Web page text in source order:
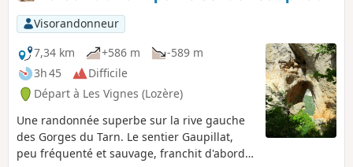
Visorandonneur
7,34 km
+586 m
-589 m
3h 45
Difficile
Départ à Les Vignes (Lozère)
Une randonnée superbe sur la rive gauche
des Gorges du Tarn. Le sentier Gaupillat,
peu fréquenté et sauvage, franchit d'abord